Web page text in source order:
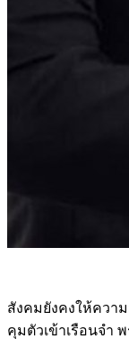
สังคมยังคงให้ควา
คุมตัวเข้าเรือนจำ